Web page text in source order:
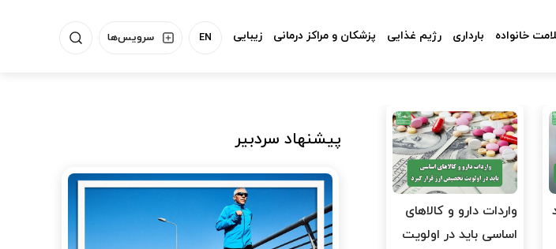
سرویس‌ها EN خانواده بارداری رژیم غذایی پزشکان و مراکز درمانی زیبایی
واردات دارو و کالاهای
اساسی باید در اولویت
پیشنهاد سردبیر